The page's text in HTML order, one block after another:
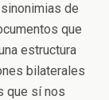
de
que
estructura
bilaterales
que sí nos